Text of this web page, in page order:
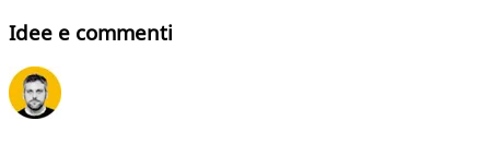
Idee e commenti